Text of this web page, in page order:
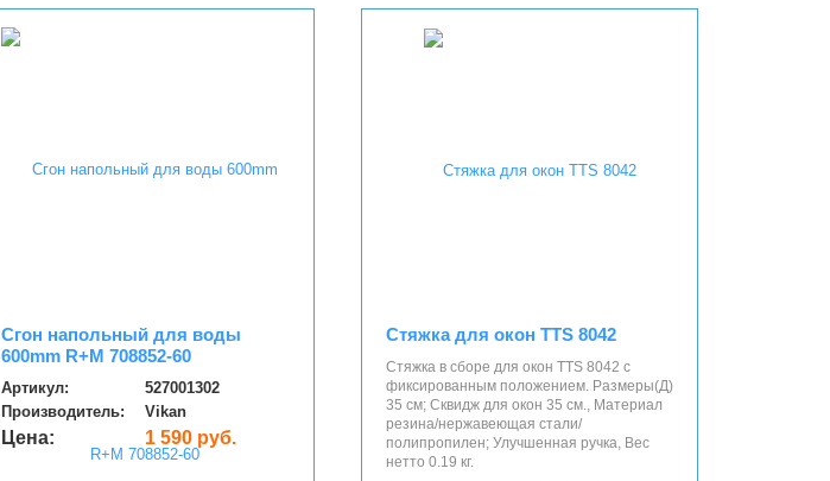
Сгон напольный для воды
600mm R+M 708852-60
Артикул:
527001302
Производитель:
Vikan
Цена: 1 590 руб.
Стяжка для окон TTS 8042
Стяжка в сборе для окон TTS 8042 с
фиксированным положением. Размеры(Д)
35 см; Сквидж для окон 35 см., Материал
резина/нержавеющая стали/
полипропилен; Улучшенная ручка, Вес
нетто 0.19 кг.